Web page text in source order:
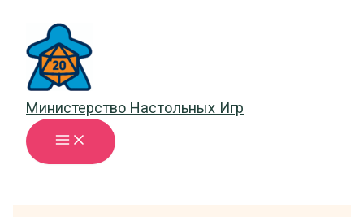
содержимому
Министерство Настольных Игр